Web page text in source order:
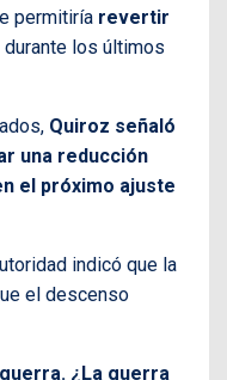
permitiría revertir
los últimos
Quiroz señaló
una reducción
el próximo ajuste
indicó que la
el descenso
¿La guerra